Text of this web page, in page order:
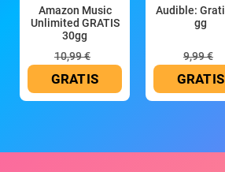
Amazon Music
Unlimited GRATIS
30gg
10,99 €
GRATIS
Audible:
gg
9,99 €
GRATIS